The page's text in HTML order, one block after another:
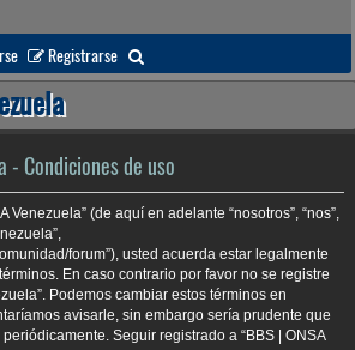
Registrarse
u
a
r
- Condiciones de uso
Venezuela” (de aquí en adelante “nosotros”, “nos”,
forum”), usted acuerda estar legalmente
En caso contrario por favor no se registre
Podemos cambiar estos términos en
avisarle, sin embargo sería prudente que
Seguir registrado a “BBS | ONSA